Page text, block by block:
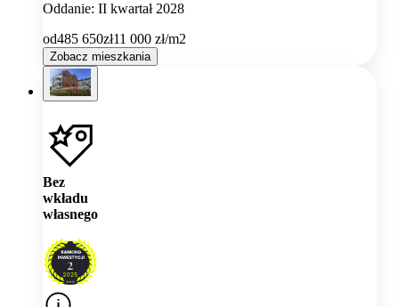
Oddanie: II kwartał 2028
od485 650zł11 000 zł/m2
Zobacz mieszkania
Bez
wkładu
własnego